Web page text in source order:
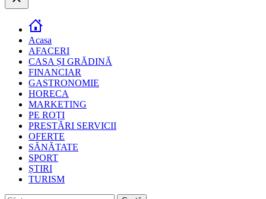
Acasa
AFACERI
CASA ȘI GRĂDINĂ
FINANCIAR
GASTRONOMIE
HORECA
MARKETING
PE ROȚI
PRESTĂRI SERVICII
OFERTE
SĂNĂTATE
SPORT
ȘTIRI
TURISM